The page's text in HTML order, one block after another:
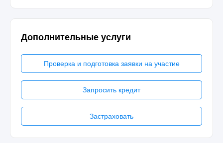
Дополнительные услуги
Проверка и подготовка заявки на участие
Запросить кредит
Застраховать